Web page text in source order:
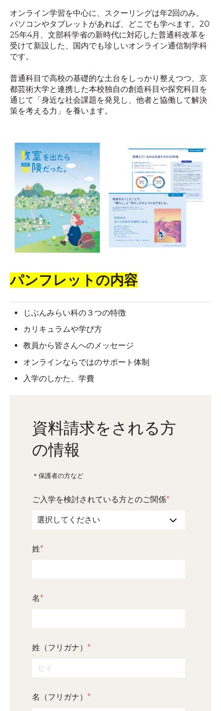
オンライン学習を中心に、スクーリングは年2回のみ。
パソコンやタブレットがあれば、どこでも学べます。 20
25年4月、文部科学省の新時代に対応した普通科改革を
受けて新設した、国内でも珍しいオンライン通信制学科
です。
普通科目で高校の基礎的な土台をしっかり整えつつ、京
都芸術大学と連携した本校独自の創造科目や探究科目を
通じて「身近な社会課題を発見し、他者と協働して解決
策を考える力」を養います。
パンフレットの内容
じぶんみらい科の３つの特徴
カリキュラムや学び方
教員から皆さんへのメッセージ
オンラインならではのサポート体制
入学のしかた、学費
資料請求をされる方
の情報
＊保護者の方など
ご入学を検討されている方とのご関係*
姓*
名*
姓（フリガナ） *
名（フリガナ） *